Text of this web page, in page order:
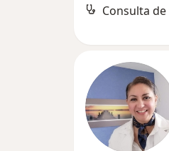
Consulta